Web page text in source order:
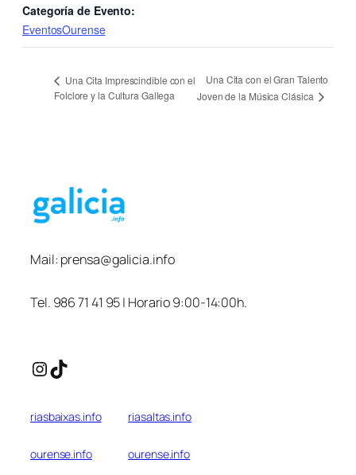
Categoría de Evento:
EventosOurense
Una Cita Imprescindible con el
Folclore y la Cultura Gallega
Una Cita con el Gran Talento
Joven de la Música Clásica
Mail: prensa@galicia.info
Tel. 986 71 41 95 | Horario 9:00-14:00h.
Instagram
TikTok
riasbaixas.info riasaltas.info
ourense.info ourense.info